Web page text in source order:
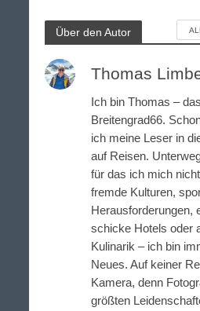
Über den Autor
Thomas
Ich bin Thomas –
Breitengrad66.
ich meine Leser in
auf Reisen.
für das ich mich
fremde Kulturen,
Herausforderungen,
schicke Hotels oder
Kulinarik – ich bin
Neues. Auf keiner
Kamera, denn
größten